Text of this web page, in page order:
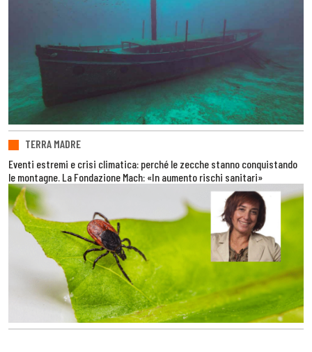
TERRA MADRE
Eventi estremi e crisi climatica: perché le zecche stanno conquistando
le montagne. La Fondazione Mach: «In aumento rischi sanitari»